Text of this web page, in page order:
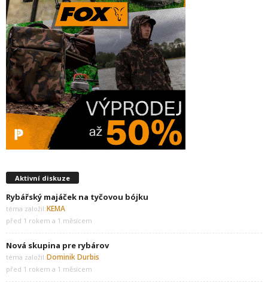
Aktivní diskuze
Rybářský majáček na tyčovou bójku
téma založil:KEMA
před 1 rokem a 1 měsícem
Nová skupina pre rybárov
téma založil:Dominik Durbis
před 1 rokem a 1 měsícem